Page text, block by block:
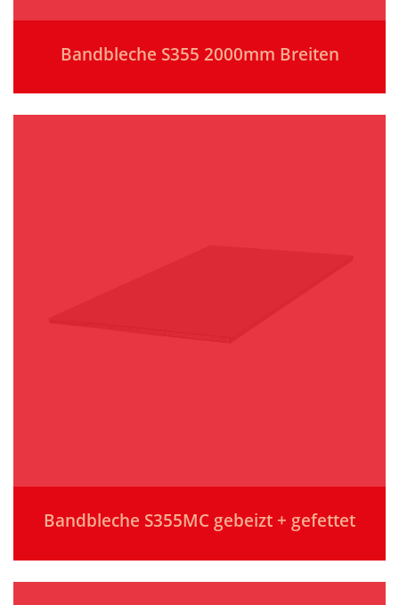
Bandbleche S355 2000mm Breiten
Bandbleche S355MC gebeizt + gefettet